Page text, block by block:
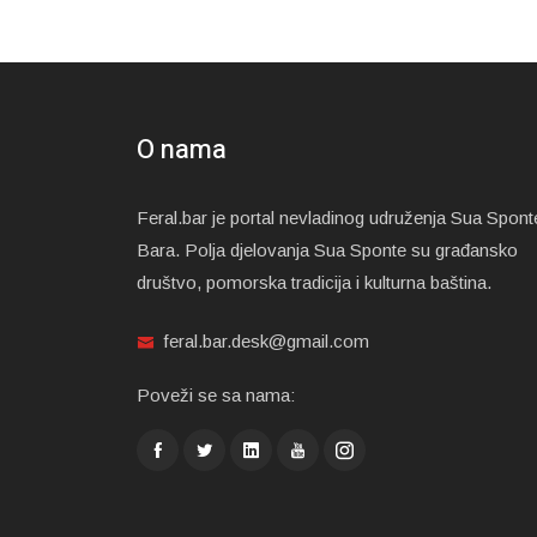
O nama
Feral.bar je portal nevladinog udruženja Sua
Bara. Polja djelovanja Sua Sponte su građansko
društvo, pomorska tradicija i kulturna baština.
feral.bar.desk@gmail.com
Poveži se sa nama: